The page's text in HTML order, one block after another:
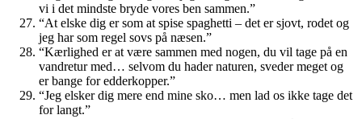
vi i det mindste bryde vores ben sammen.”
“At elske dig er som at spise spaghetti – det er sjovt, rodet og
jeg har som regel sovs på næsen.”
“Kærlighed er at være sammen med nogen, du vil tage på en
vandretur med… selvom du hader naturen, sveder meget og
er bange for edderkopper.”
“Jeg elsker dig mere end mine sko… men lad os ikke tage det
for langt.”